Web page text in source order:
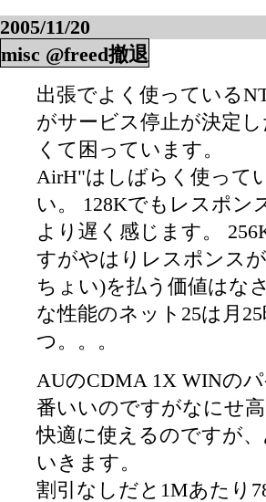
2005/11/20
misc @freed撤退
出張でよく使っている
がサービス停止が決定
くて困っています。
AirH"はしばらく使って
い。 128Kでもレスポン
より遅く感じます。
すがやはりレスポンス
ちょい)を払う価値はな
な性能のネット25は月
つ。。。
AUのCDMA 1X WINの
番いいのですがなにせ
快適に使えるのですが
いきます。
割引なしだと1Mあたり